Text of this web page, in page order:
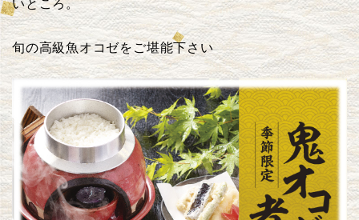
いところ。
旬の高級魚オコゼをご堪能下さい